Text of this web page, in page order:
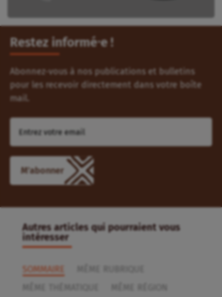
Restez informé⸱e !
Abonnez-vous à nos publications et bulletins
pour les recevoir directement dans votre boîte
mail.
M'abonner
Autres articles qui pourraient vous
intéresser
SOMMAIRE